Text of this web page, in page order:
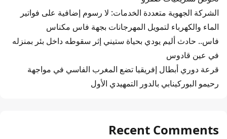
الشركة الجهوية متعددة الخدمات: لا رسوم إضافية على فواتير
الماء والكهرباء لتمويل المهرجانات بجهة فاس مكناس
فاس.. حادث أليم يودي بحياة ستيني إثر سقوطه داخل بئر بمنزله
في عين قادوس
قرعة دوري أبطال إفريقيا تضع المغرب الفاسي في مواجهة
رحيمو البوركينابي بالدور التمهيدي الأول
Recent Comments